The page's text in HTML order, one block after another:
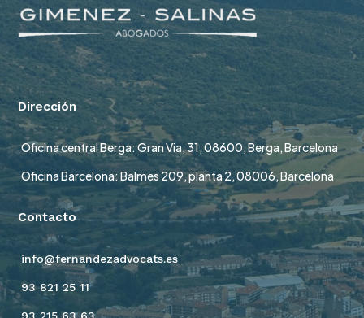
Dirección
Oficina central Berga: Gran Via, 31, 08600, Berga, Barcelona
Oficina Barcelona: Balmes 209, planta 2, 08006, Barcelona
Contacto
info@fernandezadvocats.es
93 821 25 11
93 215 63 63